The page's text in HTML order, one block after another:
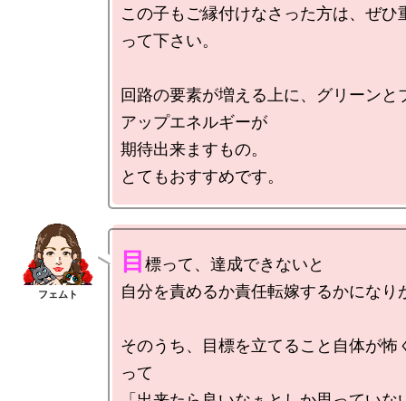
この子もご縁付けなさった方は、ぜひ
って下さい。
回路の要素が増える上に、グリーンと
アップエネルギーが
期待出来ますもの。
目 標って、達成できないと
自分を責めるか責任転嫁するかになり
そのうち、目標を立てること自体が怖
って